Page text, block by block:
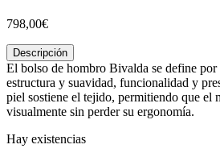
798,00€
Descripción
El bolso de hombro Bivalda se define
estructura y suavidad, funcionalidad y
piel sostiene el tejido, permitiendo que el
visualmente sin perder su ergonomía.
Hay existencias